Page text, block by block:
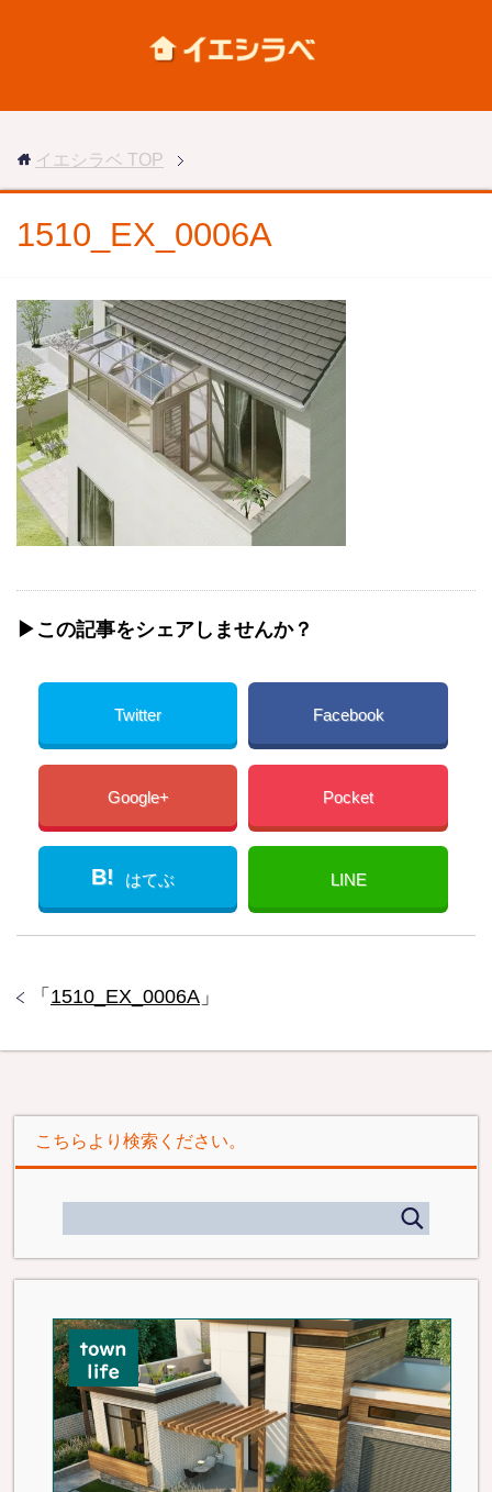
イエシラベ TOP
1510_EX_0006A
▶︎この記事をシェアしませんか？
Twitter Facebook
Google+ Pocket
B! はてぶ LINE
「 1510_EX_0006A 」
こちらより検索ください。